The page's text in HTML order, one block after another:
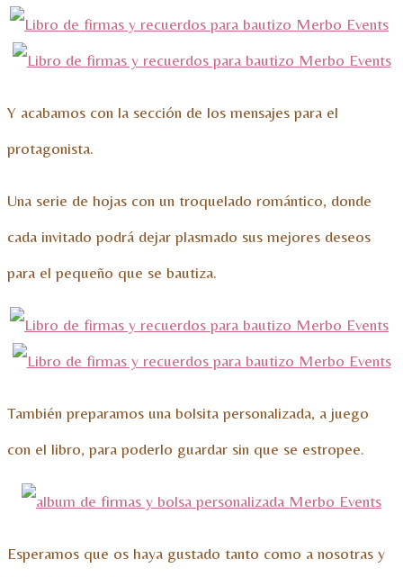
Y acabamos con la sección de los mensajes para el
protagonista.
Una serie de hojas con un troquelado romántico, donde
cada invitado podrá dejar plasmado sus mejores deseos
para el pequeño que se bautiza.
También preparamos una bolsita personalizada, a juego
con el libro, para poderlo guardar sin que se estropee.
Esperamos que os haya gustado tanto como a nosotras y